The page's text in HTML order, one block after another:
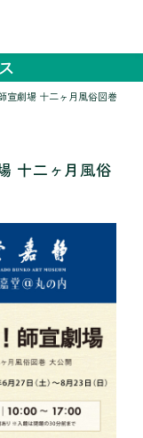
宣劇場 十二ヶ月風俗図巻 大公
十二ヶ月風俗